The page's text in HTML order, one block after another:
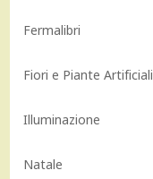
Fermalibri
Fiori e Piante Artificiali
Illuminazione
Natale